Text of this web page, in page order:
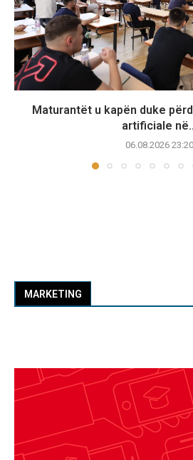
Maturantët u kapën duke
artificiale
06.08.2026 23:20
MARKETING